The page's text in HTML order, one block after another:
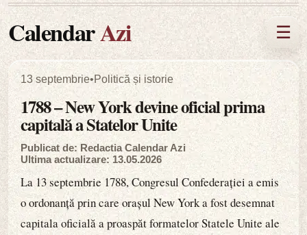
CalendarAzi ☰
13 septembrie•Politică și istorie
1788 – New York devine oficial prima
capitală a Statelor Unite
Publicat de: Redactia Calendar Azi
Ultima actualizare: 13.05.2026
La 13 septembrie 1788, Congresul Confederației a emis
o ordonanță prin care orașul New York a fost desemnat
capitala oficială a proaspăt formatelor Statele Unite ale